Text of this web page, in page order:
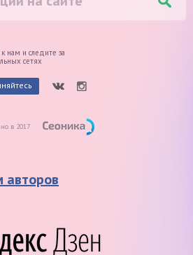
нам и следите за
сетях
в 2017